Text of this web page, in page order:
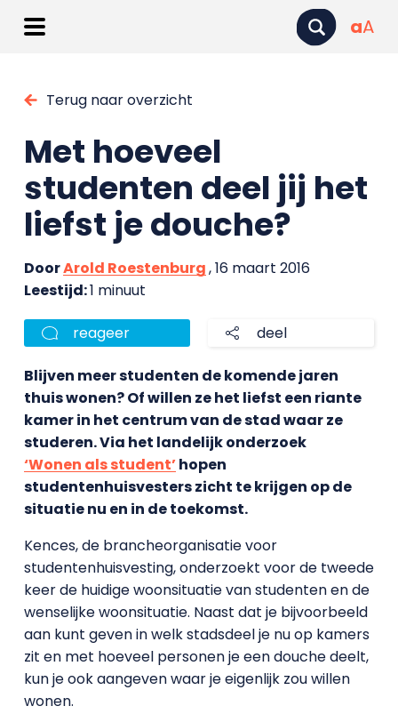
aA
Terug naar overzicht
Met hoeveel
studenten deel jij het
liefst je douche?
DoorArold Roestenburg, 16 maart 2016
Leestijd:1 minuut
reageer deel
Blijven meer studenten de komende jaren
thuis wonen? Of willen ze het liefst een riante
kamer in het centrum van de stad waar ze
studeren. Via het landelijk onderzoek
‘Wonen als student’hopen
studentenhuisvesters zicht te krijgen op de
situatie nu en in de toekomst.
Kences, de brancheorganisatie voor
studentenhuisvesting, onderzoekt voor de tweede
keer de huidige woonsituatie van studenten en de
wenselijke woonsituatie. Naast dat je bijvoorbeeld
aan kunt geven in welk stadsdeel je nu op kamers
zit en met hoeveel personen je een douche deelt,
kun je ook aangeven waar je eigenlijk zou willen
wonen.